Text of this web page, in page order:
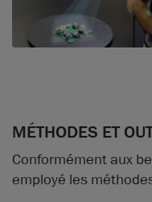
MÉTHODES ET
Conformément aux
employé les